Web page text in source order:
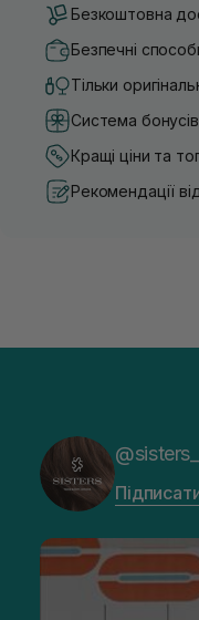
Безкоштовна
Безпечні
Тільки
Система
Кращі ціни та
Рекомендації